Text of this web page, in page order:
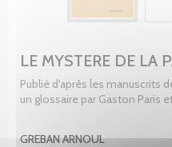
LE MYSTERE DE LA
Publié d'après les manuscrits
un glossaire par Gaston Paris
GREBAN ARNOUL